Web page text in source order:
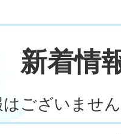
新着情
ございませ